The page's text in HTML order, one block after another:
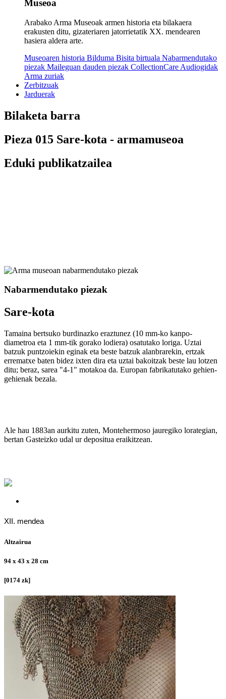
Museoa
Arabako Arma Museoak armen historia eta bilakaera
erakusten ditu, gizateriaren jatorrietatik XX. mendearen
hasiera aldera arte.
Museoaren historia Bilduma Bisita birtuala Nabarmendutako
piezak Maileguan dauden piezak CollectionCare Audiogidak
Arma zuriak
Zerbitzuak
Jarduerak
Bilaketa barra
Pieza 015 Sare-kota - armamuseoa
Eduki publikatzailea
Nabarmendutako piezak
Sare-kota
Tamaina bertsuko burdinazko eraztunez (10 mm-ko kanpo-
diametroa eta 1 mm-tik gorako lodiera) osatutako loriga. Uztai
batzuk puntzoiekin eginak eta beste batzuk alanbrarekin, ertzak
errematxe baten bidez ixten dira eta uztai bakoitzak beste lau lotzen
ditu; beraz, sarea "4-1" motakoa da. Europan fabrikatutako gehien-
gehienak bezala.
Ale hau 1883an aurkitu zuten, Montehermoso jauregiko lorategian,
bertan Gasteizko udal ur depositua eraikitzean.
XII. mendea
Altzairua
94 x 43 x 28 cm
[0174 zk]